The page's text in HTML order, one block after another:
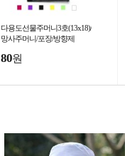
다용도선물주머니3호(13x18)/
망사주머니/포장/방향제
80원